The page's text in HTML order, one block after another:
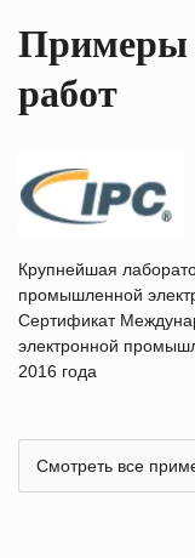
Примеры
работ
Крупнейшая
промышленной
Сертификат
электронной
2016 года
Смотреть все